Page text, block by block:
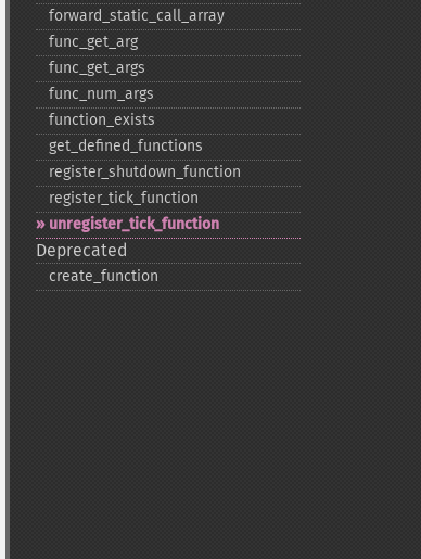
forward_​static_​call_​array
func_​get_​arg
func_​get_​args
func_​num_​args
function_​exists
get_​defined_​functions
register_​shutdown_​function
register_​tick_​function
unregister_​tick_​function
Deprecated
create_​function